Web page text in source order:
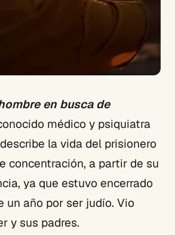
en busca de
médico y psiquiatra
la vida del prisionero
concentración, a partir de su
ya que estuvo encerrado
un año por ser judío. Vio
y sus padres.